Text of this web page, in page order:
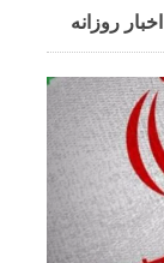
اخبار روزانه